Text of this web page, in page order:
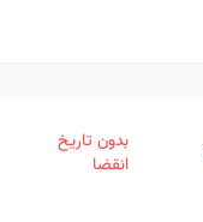
بدون تاریخ
انقضا